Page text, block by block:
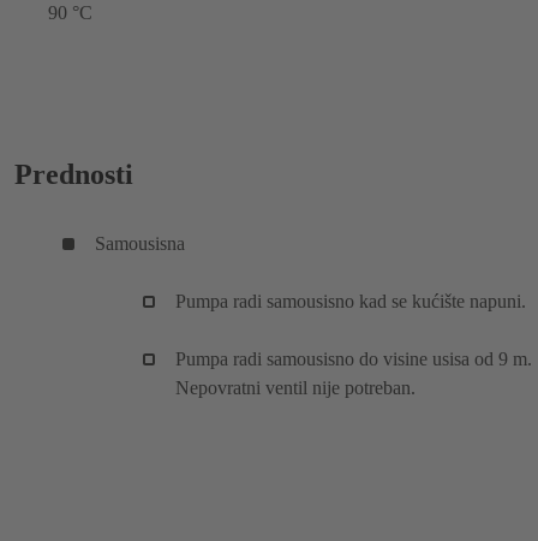
90 °C
Prednosti
Samousisna
Pumpa radi samousisno kad se kućište napuni.
Pumpa radi samousisno do visine usisa od 9 m.
Nepovratni ventil nije potreban.